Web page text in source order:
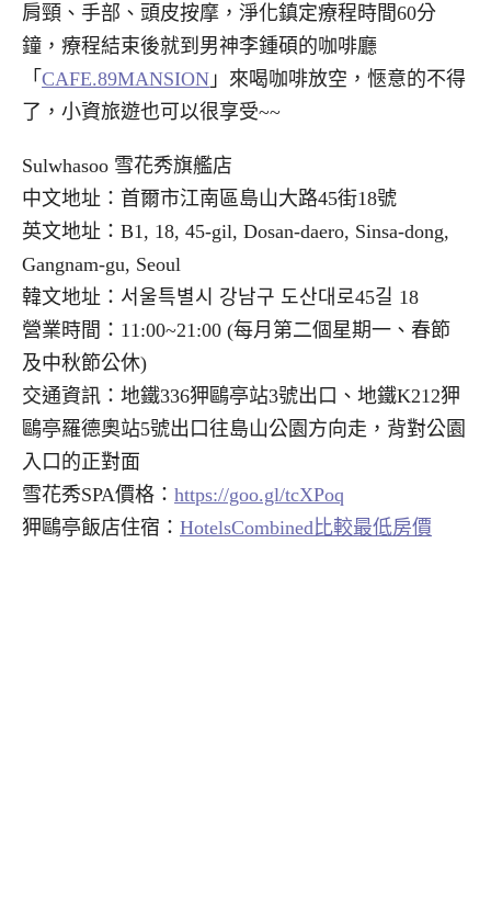
肩頸、手部、頭皮按摩，淨化鎮定療程時間60分
鐘，療程結束後就到男神李鍾碩的咖啡廳
「 CAFE.89MANSION 」來喝咖啡放空，愜意的不得
了，小資旅遊也可以很享受~~
Sulwhasoo 雪花秀旗艦店
中文地址：首爾市江南區島山大路45街18號
英文地址：B1, 18, 45-gil, Dosan-daero, Sinsa-dong,
Gangnam-gu, Seoul
韓文地址：서울특별시 강남구 도산대로45길 18
營業時間：11:00~21:00 (每月第二個星期一、春節
及中秋節公休)
交通資訊：地鐵336狎鷗亭站3號出口、地鐵K212狎
鷗亭羅德奧站5號出口往島山公園方向走，背對公園
入口的正對面
雪花秀SPA價格： https://goo.gl/tcXPoq
狎鷗亭飯店住宿： HotelsCombined比較最低房價